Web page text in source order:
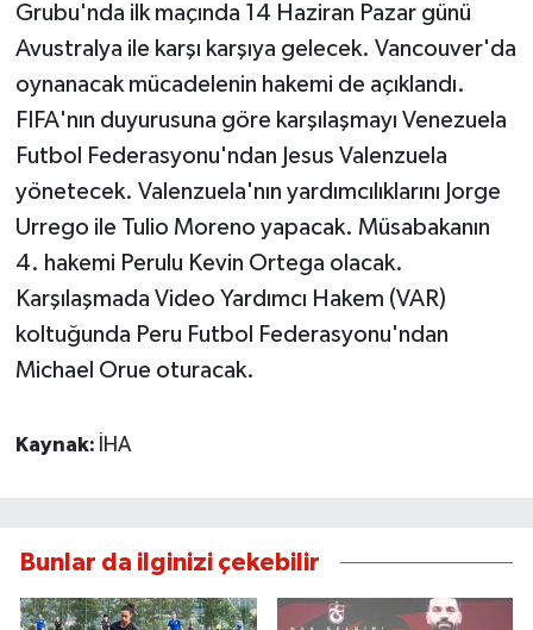
Grubu'nda ilk maçında 14 Haziran Pazar günü
Avustralya ile karşı karşıya gelecek. Vancouver'da
oynanacak mücadelenin hakemi de açıklandı.
FIFA'nın duyurusuna göre karşılaşmayı Venezuela
Futbol Federasyonu'ndan Jesus Valenzuela
yönetecek. Valenzuela'nın yardımcılıklarını Jorge
Urrego ile Tulio Moreno yapacak. Müsabakanın
4. hakemi Perulu Kevin Ortega olacak.
Karşılaşmada Video Yardımcı Hakem (VAR)
koltuğunda Peru Futbol Federasyonu'ndan
Michael Orue oturacak.
Kaynak: İHA
Bunlar da ilginizi çekebilir